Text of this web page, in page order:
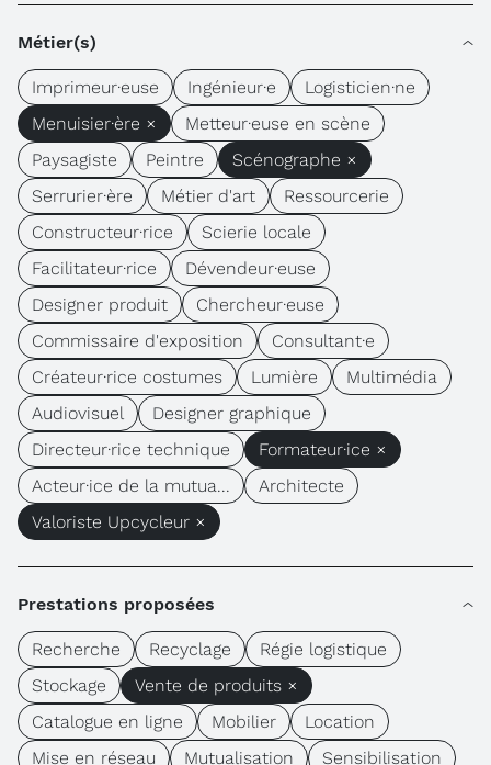
Métier(s)
Imprimeur·euse Ingénieur·e
Logisticien·ne
Menuisier·ère ×
Metteur·euse en scène
Paysagiste
Peintre
Scénographe ×
Serrurier·ère
Métier d'art
Ressourcerie
Constructeur·rice
Scierie locale
Facilitateur·rice
Dévendeur·euse
Designer produit
Chercheur·euse
Commissaire d'exposition
Consultant·e
Créateur·rice costumes
Lumière
Multimédia
Audiovisuel
Designer graphique
Directeur·rice technique
Formateur·ice ×
Acteur·ice de la mutua...
Architecte
Valoriste Upcycleur ×
Prestations proposées
Recherche Recyclage
Régie logistique
Stockage
Vente de produits ×
Catalogue en ligne
Mobilier
Location
Mise en réseau
Mutualisation Sensibilisation